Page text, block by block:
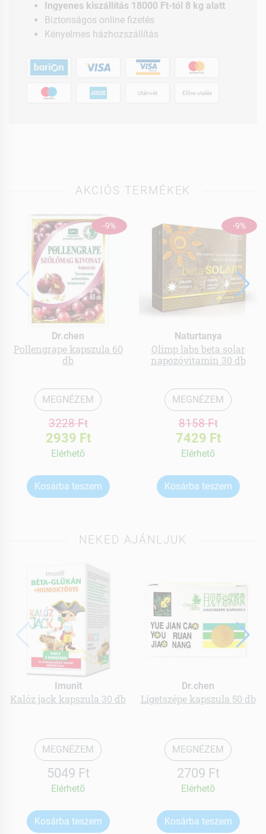
Ingyenes kiszállítás 18000 Ft-tól 8 kg alatt
Biztonságos online fizetés
Kényelmes házhozszállítás
Utánvét Előre utalás
AKCIÓS TERMÉKEK
-9%
Dr.chen
Pollengrape kapszula 60
db
MEGNÉZEM
3228 Ft
2939 Ft
Elérhetõ
Kosárba teszem
-9%
Naturtanya
Olimp labs beta solar
napozóvitamin 30 db
MEGNÉZEM
8158 Ft
7429 Ft
Elérhetõ
Kosárba teszem
NEKED AJÁNLJUK
Imunit
Kalóz jack kapszula 30 db
MEGNÉZEM
5049 Ft
Elérhetõ
Kosárba teszem
Dr.chen
Ligetszépe kapszula 50 db
MEGNÉZEM
2709 Ft
Elérhetõ
Kosárba teszem